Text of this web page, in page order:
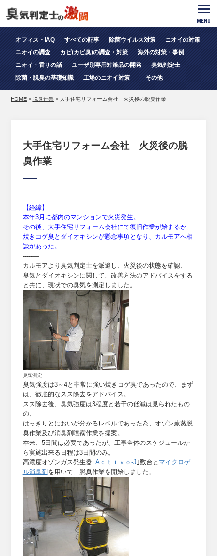
MENU
オフィス・IAQ すべての記事 除菌ウイルス対策
ニオイの対策
ニオイの調査
カビ(カビ臭)の調査・対策
海外の対策・事例
ニオイ・香りの話
ユーザ別専用対策品の開発
臭気判定士
除菌・脱臭の基礎知識
工場のニオイ対策 その他
HOME > 脱臭作業 >大手住宅リフォーム会社 火災後の脱臭作業
大手住宅リフォーム会社 火災後の脱
臭作業
【経緯】
本年3月に都内のマンションで火災発生。
その後、大手住宅リフォーム会社にて復旧作業が始まるが、
焼きコゲ臭とダイオキシンが懸念事項となり、カルモアへ相
談があった。
-----—
カルモアより臭気判定士を派遣し、火災後の状態を確認、
臭気とダイオキシンに関して、改善方法のアドバイスをする
と共に、現状での臭気を測定しました。
臭気測定
臭気強度は3～4と非常に強い焼きコゲ臭であったので、まず
は、徹底的なスス除去をアドバイス。
スス除去後、臭気強度は3程度と若干の低減は見られたもの
の、
はっきりとにおいが分かるレベルであった為、オゾン薫蒸脱
臭作業及び消臭剤噴霧作業を提案。
本来、5日間は必要であったが、工事全体のスケジュールか
ら実施出来る日程は3日間のみ。
高濃度オゾンガス発生器｢ Aｃｔｉｖｏ-J ｣数台と マイクロゲ
ル消臭剤 を用いて、脱臭作業を開始しました。